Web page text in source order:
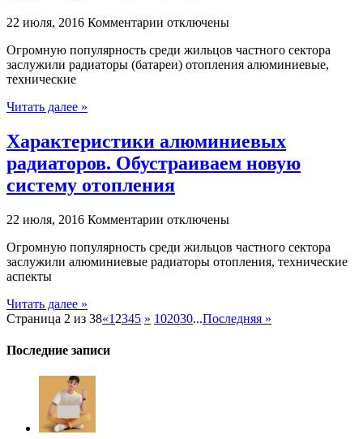
22 июля, 2016 Комментарии к
Как
подсоединить
отключены
Огромную популярность среди жильцов частного сектора
заслужили радиаторы (батареи) отопления алюминиевые,
технические
Читать далее »
Характеристики алюминиевых
радиаторов. Обустраиваем новую
систему отопления
22 июля, 2016 Комментарии к
Характеристики
алюминиевых
систему
отключены
Огромную популярность среди жильцов частного сектора
заслужили алюминиевые радиаторы отопления, технические
аспекты
Читать далее »
Страница 2 из 38«1 2345 » 102030...Последняя »
Последние записи